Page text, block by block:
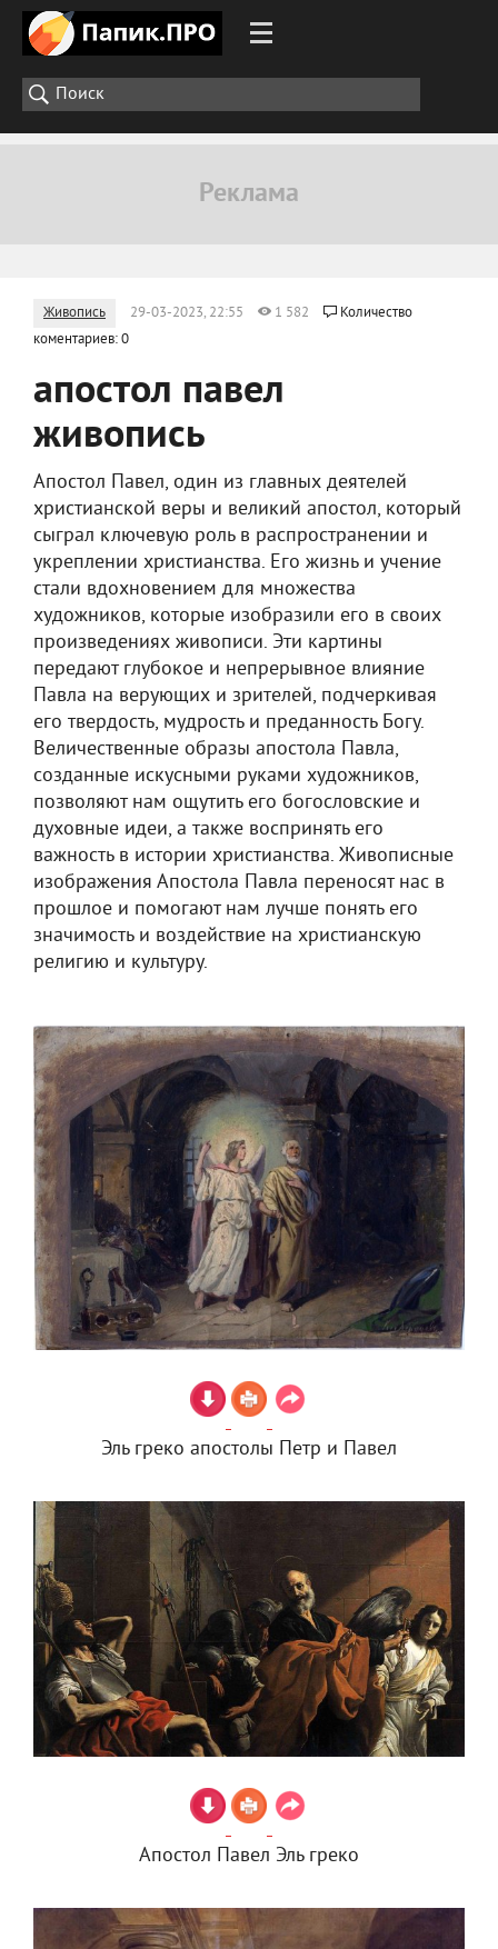
Живопись 29-03-2023, 22:55 1 582
Количество
коментариев: 0
апостол павел
живопись
Апостол Павел, один из главных деятелей
христианской веры и великий апостол, который
сыграл ключевую роль в распространении и
укреплении христианства. Его жизнь и учение
стали вдохновением для множества
художников, которые изобразили его в своих
произведениях живописи. Эти картины
передают глубокое и непрерывное влияние
Павла на верующих и зрителей, подчеркивая
его твердость, мудрость и преданность Богу.
Величественные образы апостола Павла,
созданные искусными руками художников,
позволяют нам ощутить его богословские и
духовные идеи, а также воспринять его
важность в истории христианства. Живописные
изображения Апостола Павла переносят нас в
прошлое и помогают нам лучше понять его
значимость и воздействие на христианскую
религию и культуру.
Эль греко апостолы Петр и Павел
Апостол Павел Эль греко